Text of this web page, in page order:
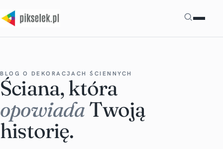
Szukaj
BLOG O DEKORACJACH ŚCIENNYCH
Ściana, która
opowiadaTwoją
historię.